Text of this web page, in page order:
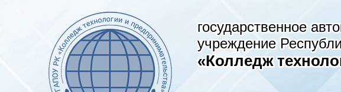
государственное
учреждение
«Колледж